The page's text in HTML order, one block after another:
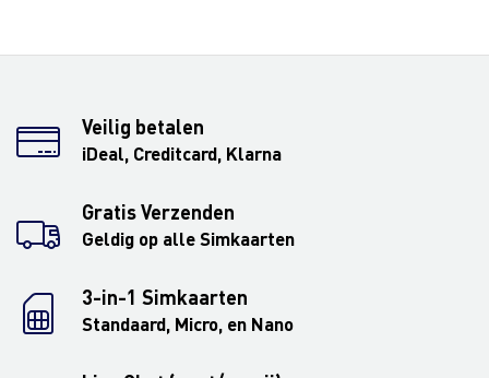
Veilig betalen
iDeal, Creditcard, Klarna
Gratis Verzenden
Geldig op alle Simkaarten
3-in-1 Simkaarten
Standaard, Micro, en Nano